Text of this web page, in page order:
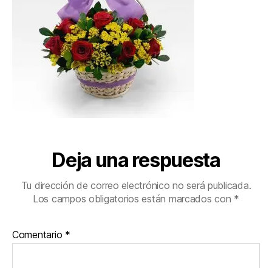
Deja una respuesta
Tu dirección de correo electrónico no será publicada.
Los campos obligatorios están marcados con *
Comentario *